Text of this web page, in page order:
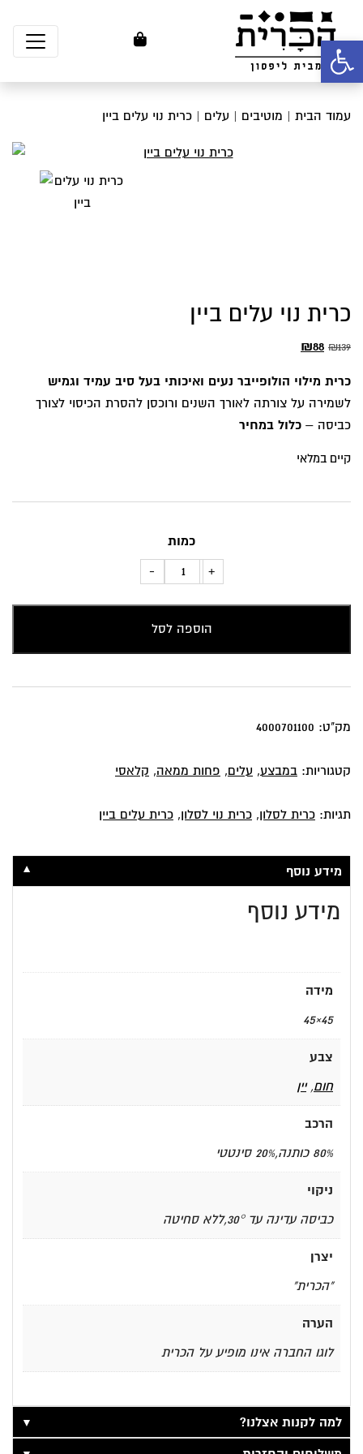
פתח סרגל נגישות
עמוד הבית | מוטיבים | עלים | כרית נוי עלים ביין
כרית נוי עלים ביין
₪139
המחיר
היה:
₪139.
₪88
הוא:
₪88.
כרית מילוי הולופייבר נעים ואיכותי בעל סיב עמיד וגמיש
לשמירה על צורתה לאורך השנים ורוכסן להסרת הכיסוי לצורך
כביסה – כלול במחיר
קיים במלאי
כמות
+
כמות
נוי
עלים
-
הוספה לסל
מק"ט: 4000701100
קטגוריות: במבצע, עלים, פחות ממאה, קלאסי
תגיות: כרית לסלון, כרית נוי לסלון, כרית עלים ביין
מידע נוסף ▼
מידע נוסף
מידה
45×45
צבע
חום,יין
הרכב
80% כותנה,20% סינטטי
ניקוי
כביסה עדינה עד 30°,ללא סחיטה
יצרן
"הכרית"
הערה
לוגו החברה אינו מופיע על הכרית
למה לקנות אצלנו?
▼